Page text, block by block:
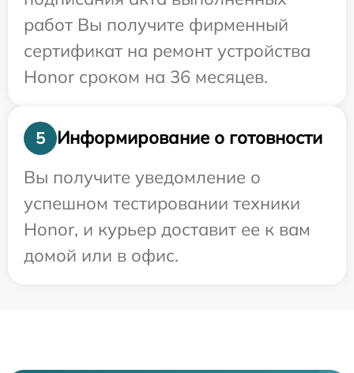
работ Вы получите фирменный
сертификат на ремонт устройства
Honor сроком на 36 месяцев.
5
Информирование о готовности
Вы получите уведомление о
успешном тестировании техники
Honor, и курьер доставит ее к вам
домой или в офис.